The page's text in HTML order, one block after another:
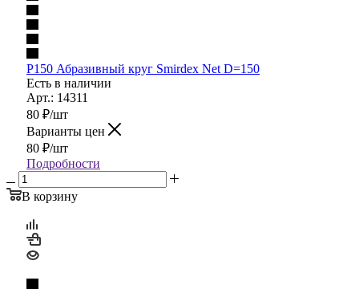
P150 Абразивный круг Smirdex Net D=150
Есть в наличии
Арт.: 14311
80 ₽/шт
Варианты цен
80 ₽/шт
Подробности
В корзину